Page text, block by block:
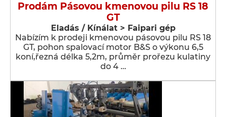
Prodám Pásovou kmenovou pilu RS 18
GT
Eladás / Kínálat > Faipari gép
Nabízím k prodeji kmenovou pásovou pilu RS 18
GT, pohon spalovací motor B&S o výkonu 6,5
koní,řezná délka 5,2m, průměr prořezu kulatiny
do 4 …